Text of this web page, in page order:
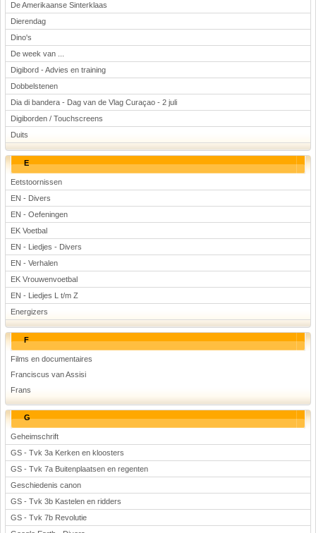
De Amerikaanse Sinterklaas
Dierendag
Dino's
De week van ...
Digibord - Advies en training
Dobbelstenen
Dia di bandera - Dag van de Vlag Curaçao - 2 juli
Digiborden / Touchscreens
Duits
E
Eetstoornissen
EN - Divers
EN - Oefeningen
EK Voetbal
EN - Liedjes - Divers
EN - Verhalen
EK Vrouwenvoetbal
EN - Liedjes L t/m Z
Energizers
F
Films en documentaires
Franciscus van Assisi
Frans
G
Geheimschrift
GS - Tvk 3a Kerken en kloosters
GS - Tvk 7a Buitenplaatsen en regenten
Geschiedenis canon
GS - Tvk 3b Kastelen en ridders
GS - Tvk 7b Revolutie